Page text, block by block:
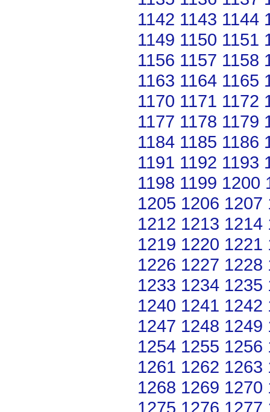
1142 1143 1144
1149 1150 1151
1156 1157 1158
1163 1164 1165
1170 1171 1172
1177 1178 1179
1184 1185 1186
1191 1192 1193
1198 1199 1200
1205 1206 1207
1212 1213 1214
1219 1220 1221
1226 1227 1228
1233 1234 1235
1240 1241 1242
1247 1248 1249
1254 1255 1256
1261 1262 1263
1268 1269 1270
1275 1276 1277